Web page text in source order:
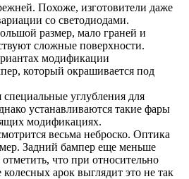
Похоже, изготовители даже
со светодиодами.
размер, мало граней и
сложные поверхности.
модификации
который окрашивается под
углубления для
устанавливаются такие фары
модификациях.
весьма неброско. Оптика
Задний бампер еще меньше
что при относительно
арок выглядит это не так